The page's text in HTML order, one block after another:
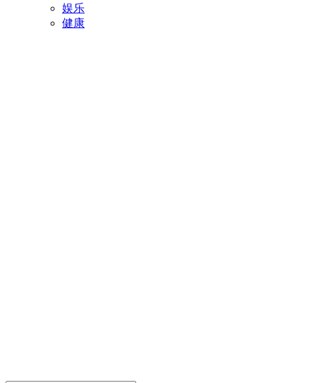
娱乐
健康